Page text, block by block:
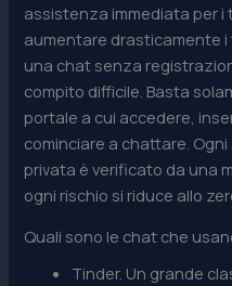
assistenza immediata per i
aumentare drasticamente i
una chat senza
compito difficile. Basta
portale a cui accedere,
cominciare a chattare.
privata è verificato da una
ogni rischio si riduce allo
Quali sono le chat che
Tinder. Un grande